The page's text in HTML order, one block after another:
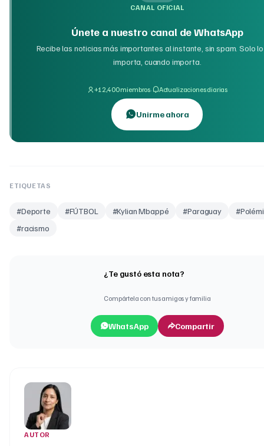
CANAL OFICIAL
Únete a nuestro canal de WhatsApp
Recibe las noticias más importantes al instante, sin spam. Solo
importa, cuando importa.
+12,400 miembros· Actualizaciones diarias
Unirme ahora
ETIQUETAS
#Deporte #FÚTBOL #Kylian Mbappé #Paraguay #
#racismo
¿Te gustó esta nota?
Compártela con tus amigos y familia
WhatsApp Compartir
AUTOR